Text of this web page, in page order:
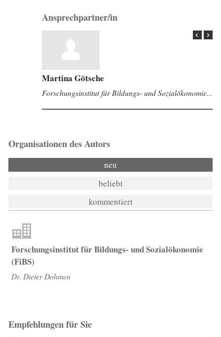
Ansprechpartner/in
Martina Götsche
Forschungsinstitut für Bildungs- und Sozialökonomie...
Organisationen des Autors
neu
beliebt
kommentiert
Forschungsinstitut für Bildungs- und Sozialökonomie
(FiBS)
Dr. Dieter Dohmen
Empfehlungen für Sie